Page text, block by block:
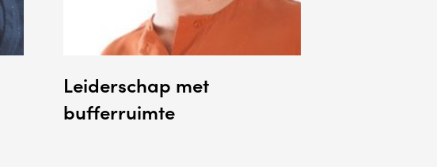
Leiderschap met
bufferruimte